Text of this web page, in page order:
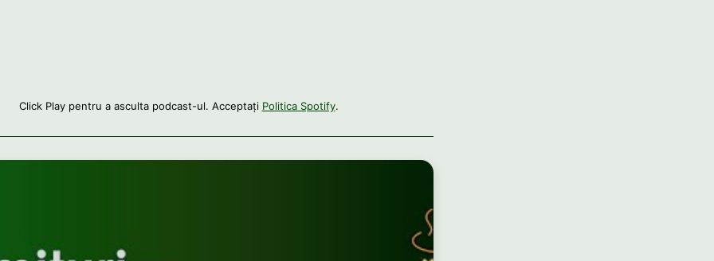
Click Play pentru a asculta podcast-ul. Acceptați Politica Spotify.